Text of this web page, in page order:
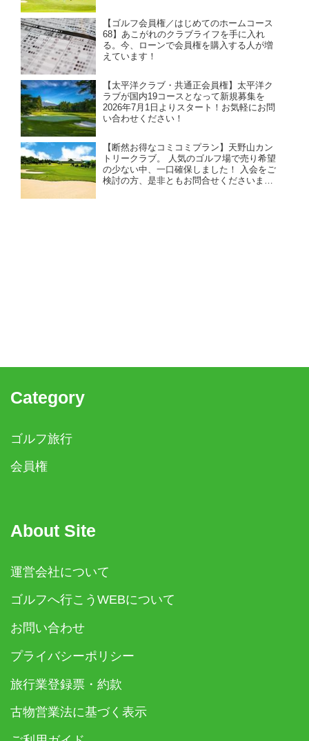
【ゴルフ会員権／はじめてのホームコース
68】あこがれのクラブライフを手に入れ
る。今、ローンで会員権を購入する人が増
えています！
【太平洋クラブ・共通正会員権】太平洋ク
ラブが国内19コースとなって新規募集を
2026年7月1日よりスタート！お気軽にお問
い合わせください！
【断然お得なコミコミプラン】天野山カン
トリークラブ。 人気のゴルフ場で売り希望
の少ない中、一口確保しました！ 入会をご
検討の方、是非ともお問合せくださいま
Category
ゴルフ旅行
会員権
About Site
運営会社について
ゴルフへ行こうWEBについて
お問い合わせ
プライバシーポリシー
旅行業登録票・約款
古物営業法に基づく表示